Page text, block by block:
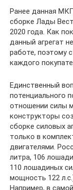
Ранее данная
сборке Лады
2020 года. Как
данный агрегат
работе, поэтому
каждого
Единственный
потенциального
отношении силы
конструкторы
сборке силовых
только в
двигателями.
литра, 106
110 лошадиных
мощность 122
Например, в